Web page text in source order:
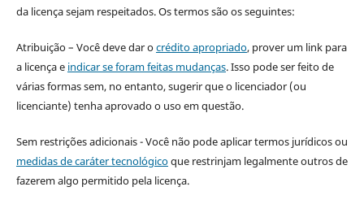
da licença sejam respeitados. Os termos são os seguintes:
Atribuição – Você deve dar ocrédito apropriado, prover um link para
a licença e indicar se foram feitas mudanças. Isso pode ser feito de
várias formas sem, no entanto, sugerir que o licenciador (ou
licenciante) tenha aprovado o uso em questão.
Sem restrições adicionais - Você não pode aplicar termos jurídicos ou
medidas de caráter tecnológicoque restrinjam legalmente outros de
fazerem algo permitido pela licença.